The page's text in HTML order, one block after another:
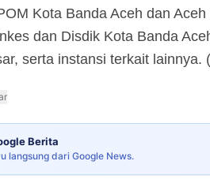
Kota Banda Aceh dan
dan Disdik Kota Banda
serta instansi terkait lainnya. (
Berita
langsung dari Google News.